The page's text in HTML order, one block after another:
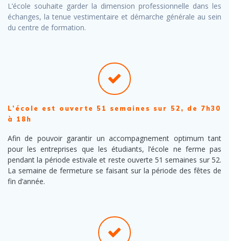
L’école souhaite garder la dimension professionnelle dans les
échanges, la tenue vestimentaire et démarche générale au sein
du centre de formation.
L’école est ouverte 51 semaines sur 52, de 7h30
à 18h
Afin de pouvoir garantir un accompagnement optimum tant
pour les entreprises que les étudiants, l’école ne ferme pas
pendant la période estivale et reste ouverte 51 semaines sur 52.
La semaine de fermeture se faisant sur la période des fêtes de
fin d’année.